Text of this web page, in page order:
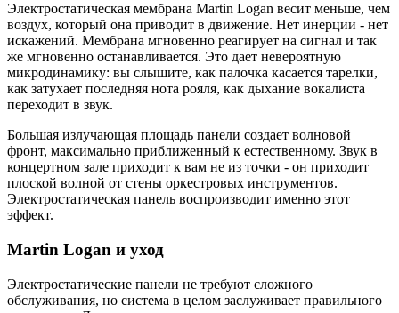
Электростатическая мембрана Martin Logan весит меньше, чем
воздух, который она приводит в движение. Нет инерции - нет
искажений. Мембрана мгновенно реагирует на сигнал и так
же мгновенно останавливается. Это дает невероятную
микродинамику: вы слышите, как палочка касается тарелки,
как затухает последняя нота рояля, как дыхание вокалиста
переходит в звук.
Большая излучающая площадь панели создает волновой
фронт, максимально приближенный к естественному. Звук в
концертном зале приходит к вам не из точки - он приходит
плоской волной от стены оркестровых инструментов.
Электростатическая панель воспроизводит именно этот
эффект.
Martin Logan и уход
Электростатические панели не требуют сложного
обслуживания, но система в целом заслуживает правильного